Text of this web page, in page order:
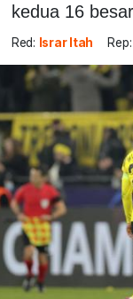
kedua 16
Red: Israr Itah Rep: